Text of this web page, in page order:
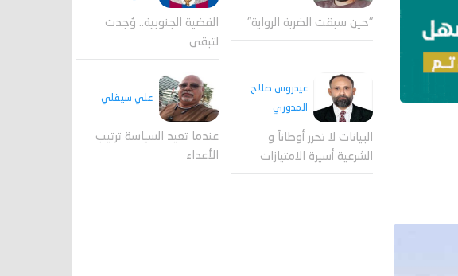
"حين سبقت الضربة الرواية"
القضية الجنوبية.. وُجدت
لتبقى
عيدروس صلاح
المدوري
البيانات لا تحرر أوطاناً و
الشرعية أسيرة الامتيازات
علي سيقلي
عندما تعيد السياسة ترتيب
الأعداء